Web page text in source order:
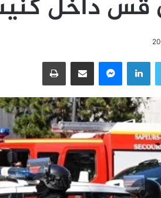
داخل
تويتر لينكدإن ماسنجر مشاركة عبر البريد طباعة